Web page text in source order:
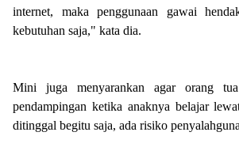
internet, maka penggunaan gawai
kebutuhan saja," kata dia.
Mini juga menyarankan agar orang
pendampingan ketika anaknya belajar
ditinggal begitu saja, ada risiko